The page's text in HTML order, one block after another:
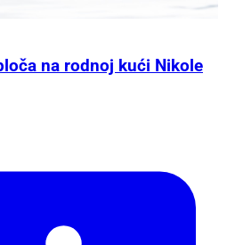
na rodnoj kući Nikole